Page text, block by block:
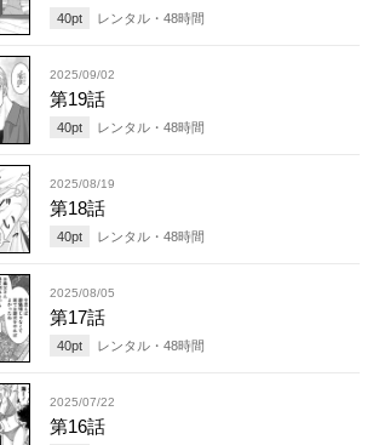
40pt レンタル・ 48時間
2025/09/02
第19話
40pt レンタル・ 48時間
2025/08/19
第18話
40pt レンタル・ 48時間
2025/08/05
第17話
40pt レンタル・ 48時間
2025/07/22
第16話